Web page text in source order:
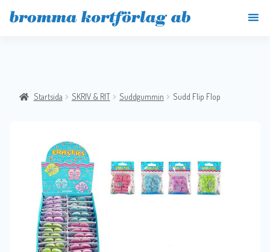
Startsida SKRIV & RIT Suddgummin Sudd Flip Flop